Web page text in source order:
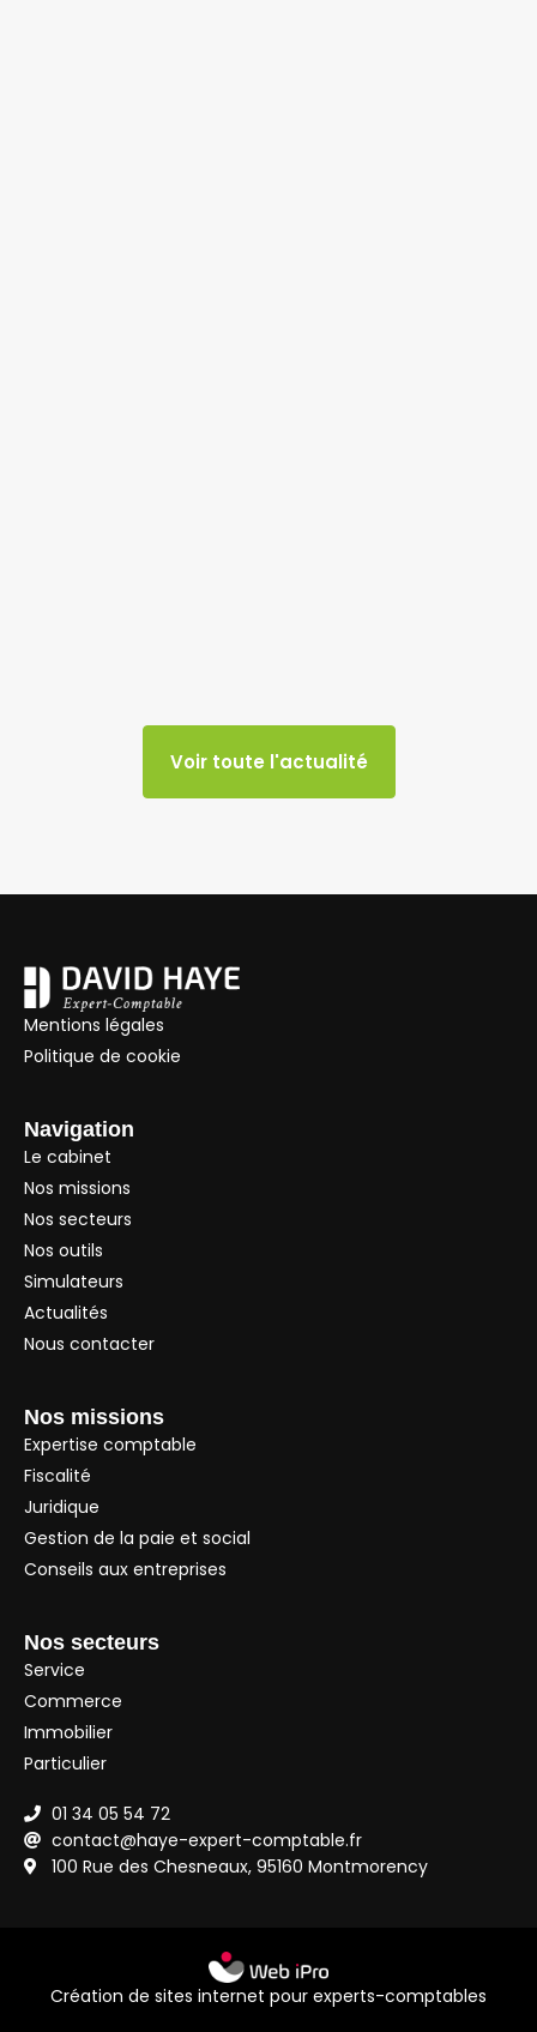
Voir toute l'actualité
Mentions légales
Politique de cookie
Navigation
Le cabinet
Nos missions
Nos secteurs
Nos outils
Simulateurs
Actualités
Nous contacter
Nos missions
Expertise comptable
Fiscalité
Juridique
Gestion de la paie et social
Conseils aux entreprises
Nos secteurs
Service
Commerce
Immobilier
Particulier
01 34 05 54 72
contact@haye-expert-comptable.fr
100 Rue des Chesneaux, 95160 Montmorency
Création de sites internet pour experts-comptables